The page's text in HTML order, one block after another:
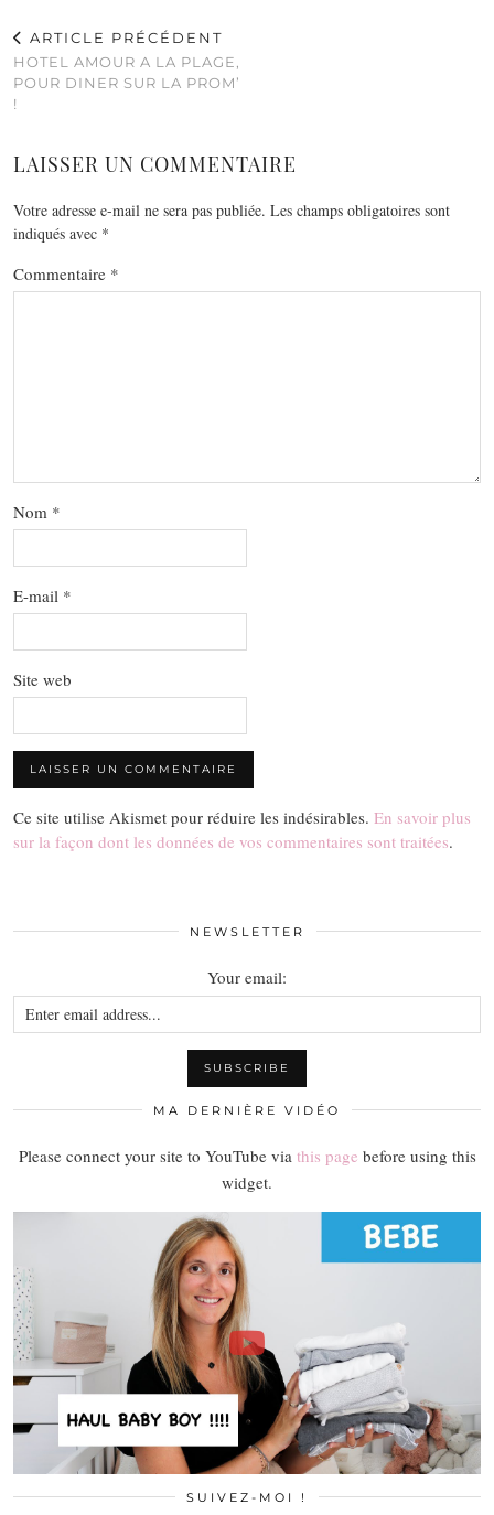
ARTICLE PRÉCÉDENT
HOTEL AMOUR A LA PLAGE,
POUR DINER SUR LA PROM’
!
LAISSER UN COMMENTAIRE
Votre adresse e-mail ne sera pas publiée. Les champs obligatoires sont
indiqués avec *
Commentaire *
Nom *
E-mail *
Site web
Ce site utilise Akismet pour réduire les indésirables. En savoir plus
sur la façon dont les données de vos commentaires sont traitées.
NEWSLETTER
Your email:
MA DERNIÈRE VIDÉO
Please connect your site to YouTube via this page before using this
widget.
SUIVEZ-MOI !